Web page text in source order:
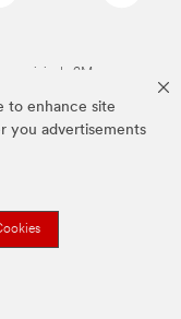
to enhance site
you advertisements
da 3M.